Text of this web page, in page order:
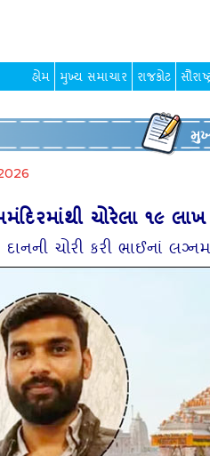
હોમ મુખ્ય સમાચાર રાજકોટ
ચોરેલા ૧૯ લાખ
દાનની ચોરી કરી ભાઈનાં